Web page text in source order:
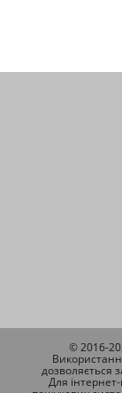
© 2016-
дозволяється
Для